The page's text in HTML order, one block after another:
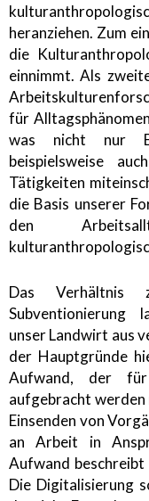
heranziehen. Zum
die
einnimmt. Als
für
was nicht nur
beispielsweise
Tätigkeiten
die Basis unserer
den
Das Verhältnis
Subventionierung
unser Landwirt aus
der Hauptgründe
Aufwand, der
aufgebracht werden
Einsenden von
an Arbeit in
Aufwand
Die Digitalisierung